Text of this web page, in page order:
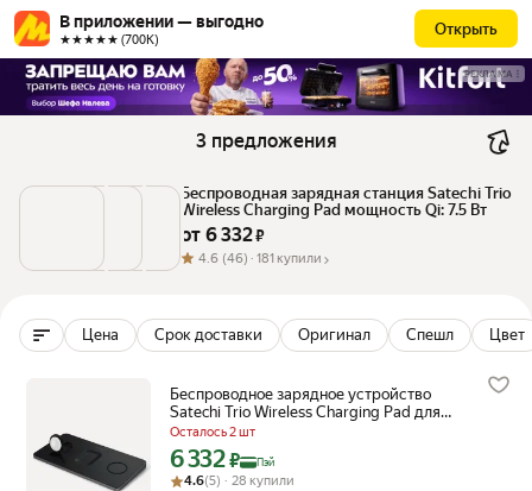
В приложении — выгодно
★★★★★ (700К)
Открыть
РЕКЛАМА
3 предложения
Беспроводная зарядная станция Satechi Trio
Wireless Charging Pad мощность Qi: 7.5 Вт
от 6 332 ₽
4.6 (46) · 181 купили
Цена Срок доставки Оригинал Спешл Цвет
Беспроводное зарядное устройство
Satechi Trio Wireless Charging Pad для
телефона, часов и наушников. Цвет
серый космос.
Осталось 2 шт
Цена с картой Яндекс Пэй 6332 ₽ вместо
6 332₽ Пэй
Рейтинг товара: 4.6 из 5
Оценок: (5) · 28 купили
4.6(5) · 28 купили